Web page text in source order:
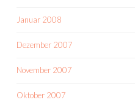
Januar 2008
Dezember 2007
November 2007
Oktober 2007